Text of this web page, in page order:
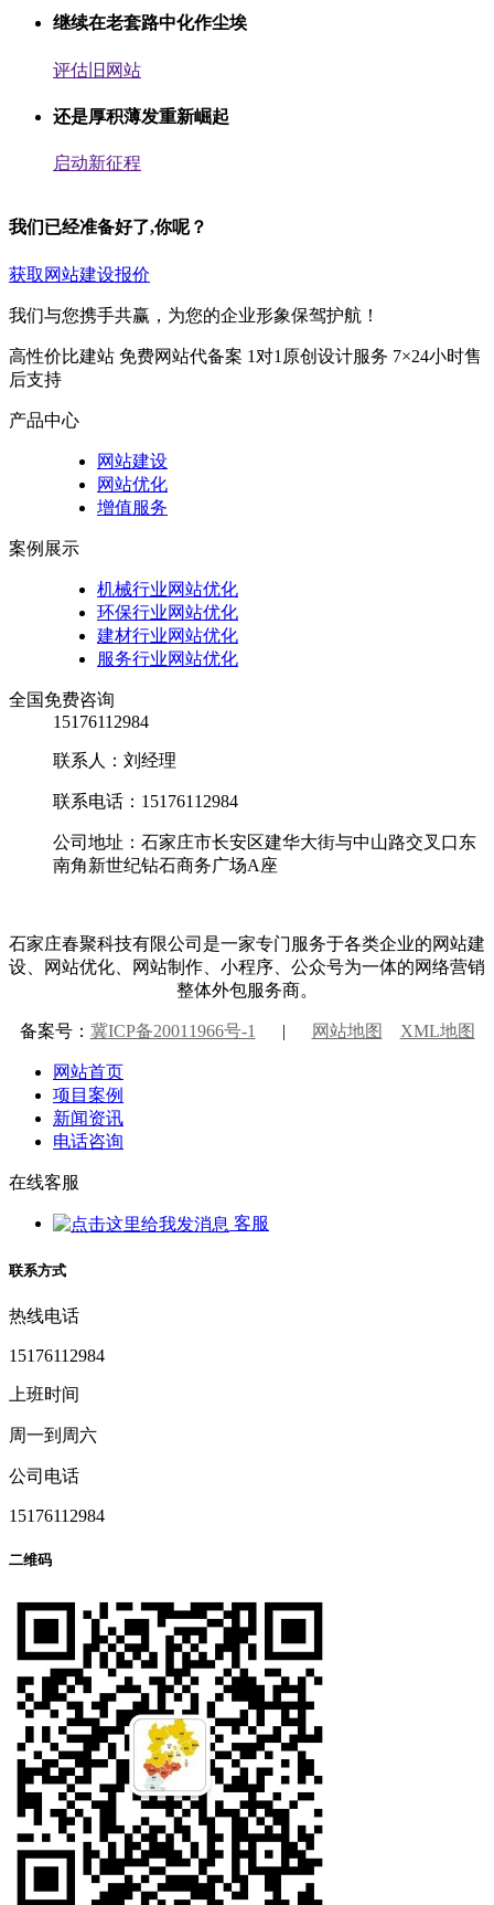
继续在老套路中化作尘埃
评估旧网站
还是厚积薄发重新崛起
启动新征程
我们已经准备好了,你呢？
获取网站建设报价
我们与您携手共赢，为您的企业形象保驾护航！
高性价比建站 免费网站代备案 1对1原创设计服务 7×24小时售
后支持
产品中心
网站建设
网站优化
增值服务
案例展示
机械行业网站优化
环保行业网站优化
建材行业网站优化
服务行业网站优化
全国免费咨询
15176112984
联系人：刘经理
联系电话：15176112984
公司地址：石家庄市长安区建华大街与中山路交叉口东
南角新世纪钻石商务广场A座
石家庄春聚科技有限公司是一家专门服务于各类企业的网站建
设、网站优化、网站制作、小程序、公众号为一体的网络营销
整体外包服务商。
备案号： 冀ICP备20011966号-1 | 网站地图 XML地图
网站首页
项目案例
新闻资讯
电话咨询
在线客服
客服
联系方式
热线电话
15176112984
上班时间
周一到周六
公司电话
15176112984
二维码